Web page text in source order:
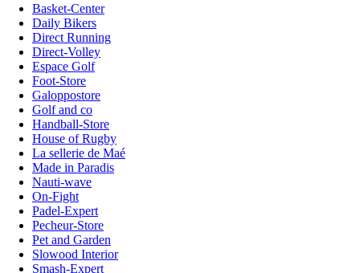
Basket-Center
Daily Bikers
Direct Running
Direct-Volley
Espace Golf
Foot-Store
Galoppostore
Golf and co
Handball-Store
House of Rugby
La sellerie de Maé
Made in Paradis
Nauti-wave
On-Fight
Padel-Expert
Pecheur-Store
Pet and Garden
Slowood Interior
Smash-Expert